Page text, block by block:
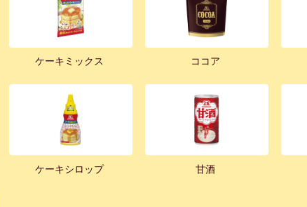
ケーキミックス ココア
ケーキシロップ 甘酒